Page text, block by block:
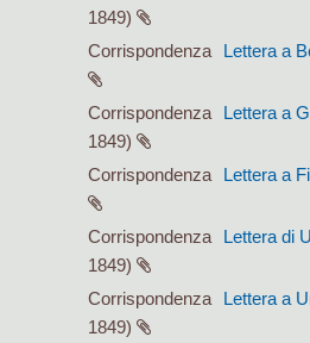
1849)
Corrispondenza
Lettera a
Corrispondenza Lettera a
1849)
Corrispondenza
Lettera a
Corrispondenza Lettera di
1849)
Corrispondenza
Lettera a
1849)